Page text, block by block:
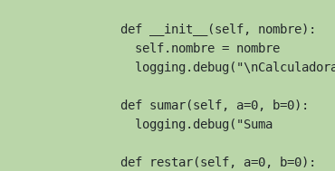
def __init__(self, nombre):
self.nombre = nombre
def sumar(self, a=0, b=0):
logging.debug("Suma
def restar(self, a=0, b=0):